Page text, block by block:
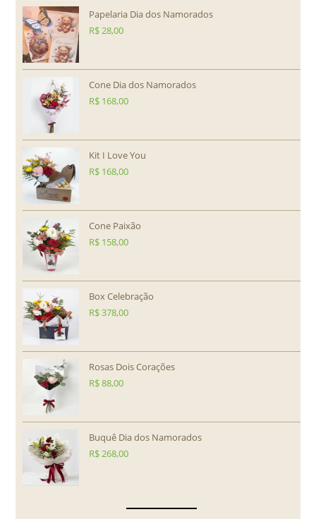
Papelaria Dia dos Namorados
R$28,00
Cone Dia dos Namorados
R$ 168,00
Kit I Love You
R$ 168,00
Cone Paixão
R$ 158,00
Box Celebração
R$378,00
Rosas Dois Corações
R$88,00
Buquê Dia dos Namorados
R$268,00